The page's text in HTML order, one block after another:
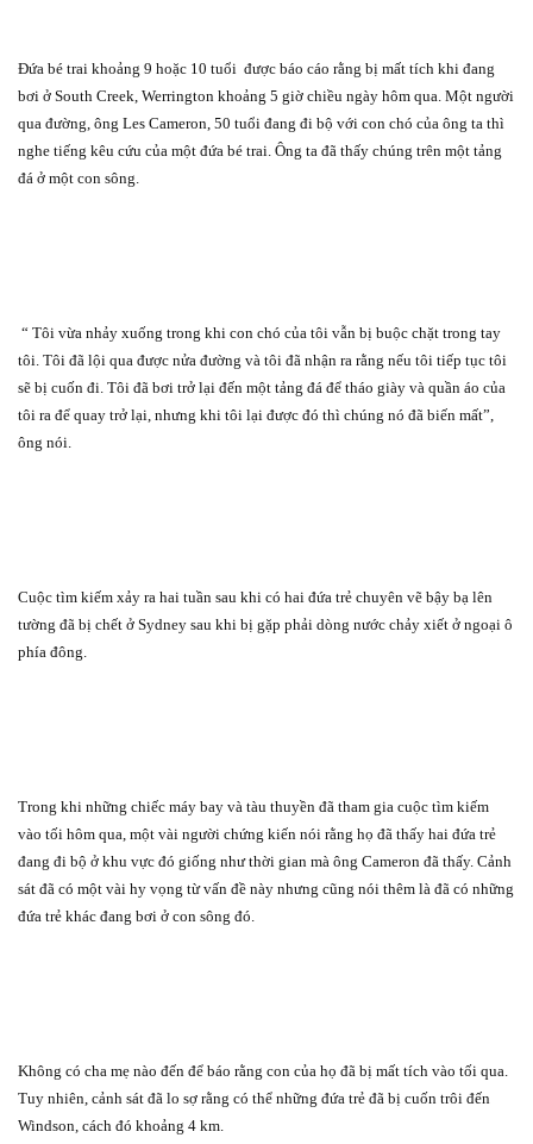
Đứa bé trai khoảng 9 hoặc 10 tuổi được báo cáo rằng bị mất tích khi đang
bơi ở South Creek, Werrington khoảng 5 giờ chiều ngày hôm qua. Một người
qua đường, ông Les Cameron, 50 tuổi đang đi bộ với con chó của ông ta thì
nghe tiếng kêu cứu của một đứa bé trai. Ông ta đã thấy chúng trên một tảng
đá ở một con sông.
“ Tôi vừa nhảy xuống trong khi con chó của tôi vẫn bị buộc chặt trong tay
tôi. Tôi đã lội qua được nửa đường và tôi đã nhận ra rằng nếu tôi tiếp tục tôi
sẽ bị cuốn đi. Tôi đã bơi trở lại đến một tảng đá để tháo giày và quần áo của
tôi ra để quay trở lại, nhưng khi tôi lại được đó thì chúng nó đã biến mất”,
ông nói.
Cuộc tìm kiếm xảy ra hai tuần sau khi có hai đứa trẻ chuyên vẽ bậy bạ lên
tường đã bị chết ở Sydney sau khi bị gặp phải dòng nước chảy xiết ở ngoại ô
phía đông.
Trong khi những chiếc máy bay và tàu thuyền đã tham gia cuộc tìm kiếm
vào tối hôm qua, một vài người chứng kiến nói rằng họ đã thấy hai đứa trẻ
đang đi bộ ở khu vực đó giống như thời gian mà ông Cameron đã thấy. Cảnh
sát đã có một vài hy vọng từ vấn đề này nhưng cũng nói thêm là đã có những
đứa trẻ khác đang bơi ở con sông đó.
Không có cha mẹ nào đến để báo rằng con của họ đã bị mất tích vào tối qua.
Tuy nhiên, cảnh sát đã lo sợ rằng có thể những đứa trẻ đã bị cuốn trôi đến
Windson, cách đó khoảng 4 km.